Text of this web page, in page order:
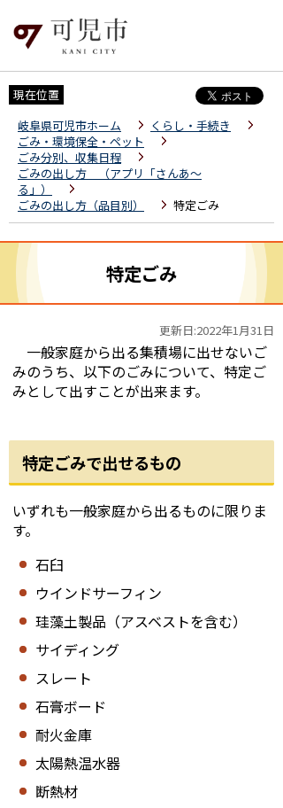
現在位置
岐阜県可児市ホーム
くらし・手続き
ごみ・環境保全・ペット
ごみ分別、収集日程
ごみの出し方 （アプリ「さんあ～
る」）
ごみの出し方（品目別）
特定ごみ
特定ごみ
更新日:2022年1月31日
一般家庭から出る集積場に出せないご
みのうち、以下のごみについて、特定ご
みとして出すことが出来ます。
特定ごみで出せるもの
いずれも一般家庭から出るものに限りま
す。
石臼
ウインドサーフィン
珪藻土製品（アスベストを含む）
サイディング
スレート
石膏ボード
耐火金庫
太陽熱温水器
断熱材